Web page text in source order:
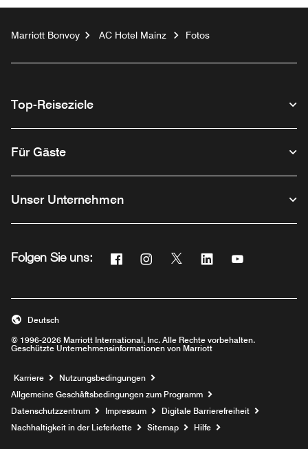
Marriott Bonvoy AC Hotel Mainz Fotos
Top-Reiseziele
Für Gäste
Unser Unternehmen
Folgen Sie uns: Facebook
Opens a new window
Instagram
Opens a new window
Twitter
Opens a new window
Linkedin
Opens a new
Opens a new
© 1996-2026 Marriott International, Inc. Alle Rechte vorbehalten.
Geschützte Unternehmensinformationen von Marriott
Deutsch
Karriere Opens a new window
Nutzungsbedingungen
Allgemeine Geschäftsbedingungen zum Programm
Datenschutzzentrum
Impressum
Digitale Barrierefreiheit
Nachhaltigkeit in der Lieferkette
Sitemap Hilfe